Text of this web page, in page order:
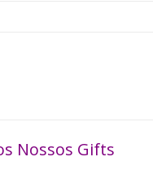
Nossos Gifts